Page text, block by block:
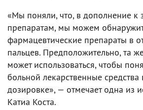
«Мы поняли, что, в дополнение
препаратам, мы можем
фармацевтические препараты в
пальцев. Предположительно, та
может использоваться, чтобы
больной лекарственные
дозировке», — отмечает одна из
Катиа Коста.